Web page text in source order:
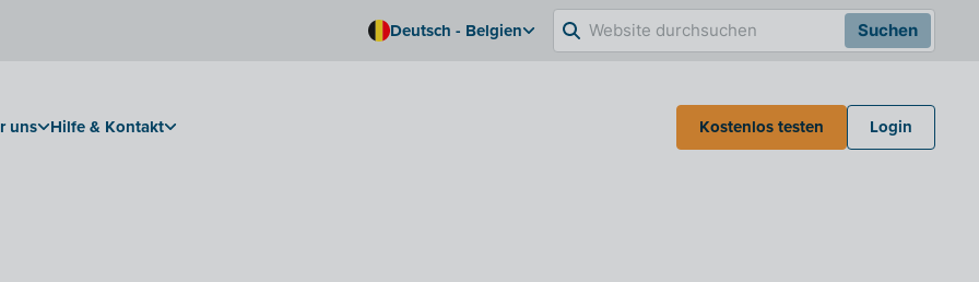
Deutsch - Belgien Suchen
uns Hilfe & Kontakt Kostenlos testen Login